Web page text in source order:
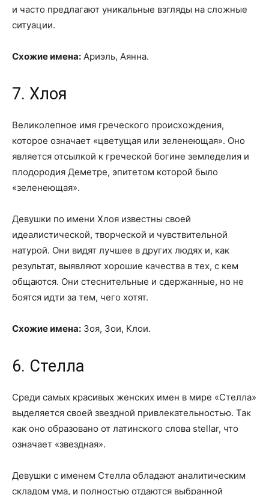
и часто предлагают уникальные взгляды на сложные
ситуации.
Схожие имена: Ариэль, Аянна.
7. Хлоя
Великолепное имя греческого происхождения,
которое означает «цветущая или зеленеющая». Оно
является отсылкой к греческой богине земледелия и
плодородия Деметре, эпитетом которой было
«зеленеющая».
Девушки по имени Хлоя известны своей
идеалистической, творческой и чувствительной
натурой. Они видят лучшее в других людях и, как
результат, выявляют хорошие качества в тех, с кем
общаются. Они стеснительные и сдержанные, но не
боятся идти за тем, чего хотят.
Схожие имена: Зоя, Зои, Клои.
6. Стелла
Среди самых красивых женских имен в мире «Стелла»
выделяется своей звездной привлекательностью. Так
как оно образовано от латинского слова stellar, что
означает «звездная».
Девушки с именем Стелла обладают аналитическим
складом ума, и полностью отдаются выбранной